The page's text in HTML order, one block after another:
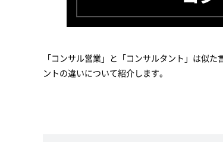
「コンサル営業」と「コンサルタント」は似
ントの違いについて紹介します。